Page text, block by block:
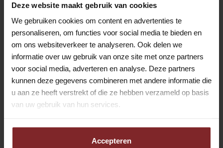
Deze website maakt gebruik van cookies
We gebruiken cookies om content en advertenties te
personaliseren, om functies voor social media te bieden en
om ons websiteverkeer te analyseren. Ook delen we
informatie over uw gebruik van onze site met onze partners
voor social media, adverteren en analyse. Deze partners
kunnen deze gegevens combineren met andere informatie die
u aan ze heeft verstrekt of die ze hebben verzameld op basis
van uw gebruik van hun services.
Accepteren
Lelystad
Hospitality
Button
CATERINGKOERIER LOOF
AMSTERDAM
Weesp
Hospitality